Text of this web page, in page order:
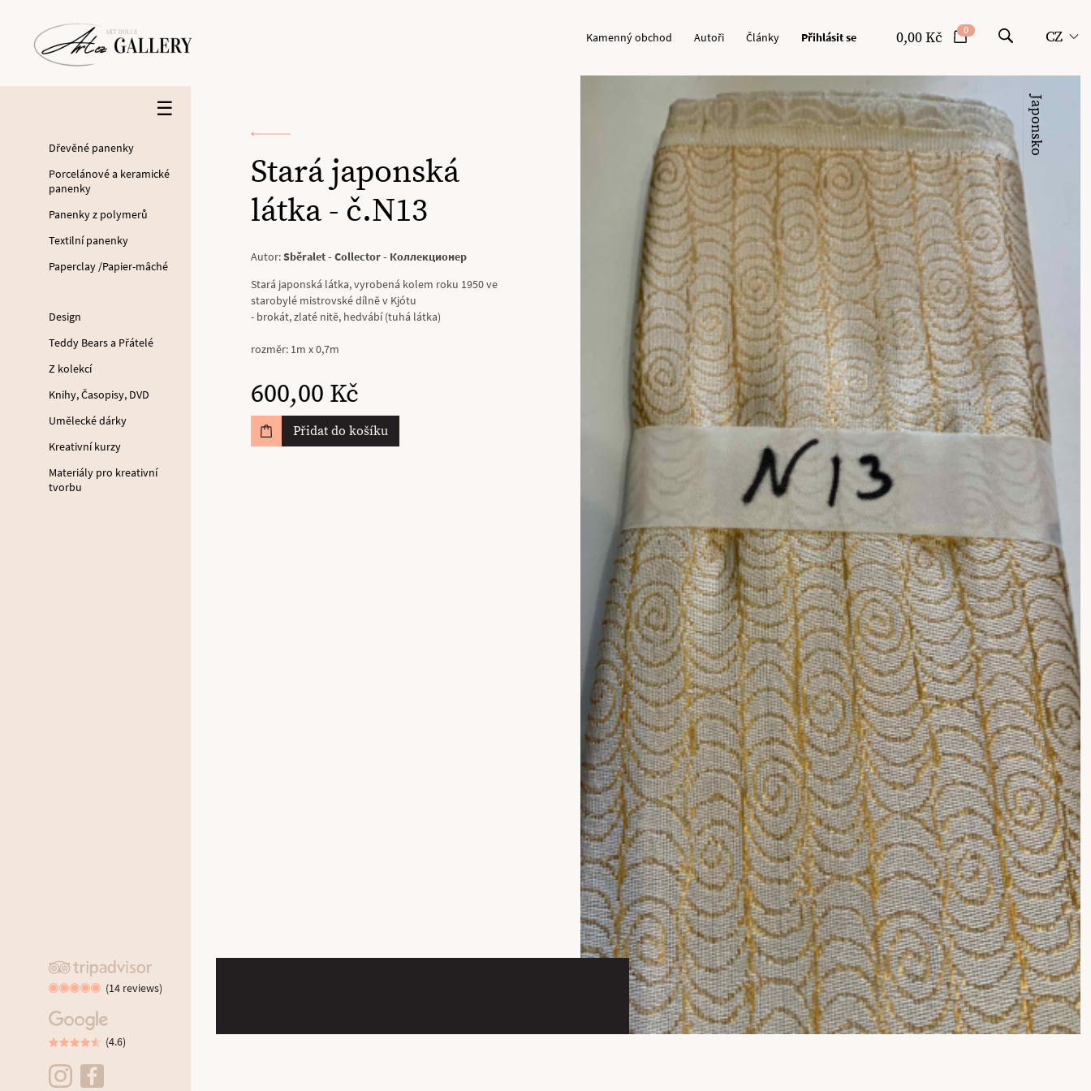
☰
Dřevěné panenky
Porcelánové a keramické
panenky
Panenky z polymerů
Textilní panenky
Paperclay /Papier-mâché
Design
Teddy Bears a Přátelé
Z kolekcí
Knihy, Časopisy, DVD
Umělecké dárky
Kreativní kurzy
Materiály pro kreativní
tvorbu
(14 reviews)
(4.6)
Kamenný obchod Autoři Články Přihlásit se 0,00 Kč 0 CZ
Stará japonská
látka - č.N13
Autor:Sběralet - Collector - Коллекционер
Stará japonská látka, vyrobená kolem roku 1950 ve
starobylé mistrovské dílně v Kjótu
- brokát, zlaté nitě, hedvábí (tuhá látka)
rozměr: 1m x 0,7m
600,00 Kč
Přidat do košíku
Japonsko